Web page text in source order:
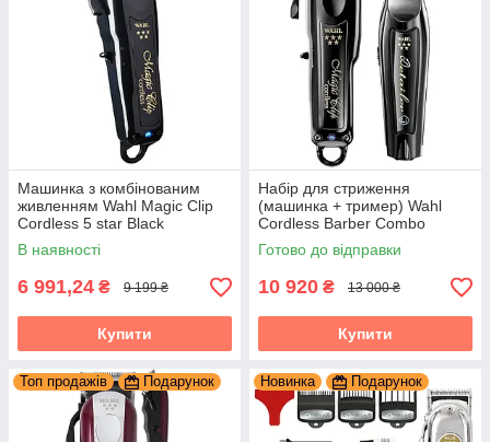
Машинка з комбінованим
живленням Wahl Magic Clip
Cordless 5 star Black
В наявності
6 991,24 ₴ 9 199 ₴
Купити
Набір для стриження
(машинка + тример) Wahl
Cordless Barber Combo
3025726
Готово до відправки
10 920 ₴ 13 000 ₴
Купити
Топ продажів Подарунок Новинка Подарунок